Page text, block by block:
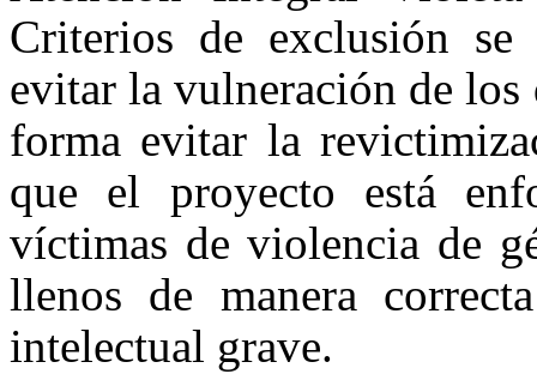
Criterios de exclusión se
evitar la vulneración de los
forma evitar la
que el proyecto está
víctimas de violencia de
llenos de manera
intelectual grave.